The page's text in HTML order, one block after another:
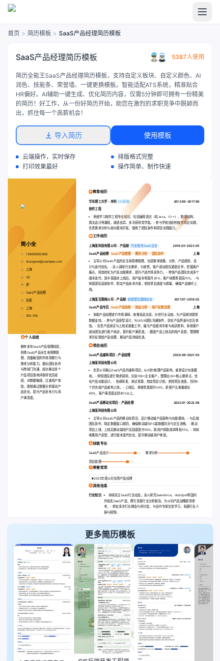
首页 > 简历模板 > SaaS产品经理简历模板
SaaS产品经理简历模板 5387人使用
简历全能王SaaS产品经理简历模板，支持自定义板块、自定义颜色、AI
润色、技能条、荣誉墙、一键更换模板。智能适配ATS系统，精准贴合
HR偏好。AI辅助一键生成、优化简历内容，仅需5分钟即可拥有一份精美
的简历！好工作，从一份好简历开始，助您在激烈的求职竞争中脱颖而
出，抓住每一个高薪机会！
导入简历 使用模板
云端操作，实时保存
排版格式完整
打印效果最好
操作简单、制作快速
简小全
13800000000
zhangwei@example.com
上海
30
男
SaaS产品经理
在职
上海
25k-35k
个人总结
拥有多年SaaS产品管理经验，
熟悉SaaS产品全生命周期管
理，具备敏锐的市场洞察力与
需求分析能力。擅长团队协作
与跨部门沟通，成功推动多个
产品项目落地并取得优异成
绩。对数据敏感，注重用户体
验，能够通过数据分析驱动产
品优化，提升产品竞争力与用
户满意度。
教育经历
华东理工大学- 本科 211高校
2013.09-2017.06
软件工程
系统学习软件工程专业知识，包括编程语言（如Java、C++）、数据结构、
算法设计等课程，成绩优异，多次获得奖学金。- 参与学校组织的软件项目实践，
负责需求分析与部分模块开发，锻炼了团队协作和项目实践能力。
工作经历
上海某科技有限公司 - 产品部 行业领先SaaS企业
2019.03-2023.05
SaaS产品经理
SaaS产品管理 需求分析 团队协作
上海
主导公司SaaS产品的全生命周期管理，包括需求收集、分析、产品规划、设
计与迭代优化。- 深入调研行业需求，与销售、客户成功团队紧密合作，挖掘客户
痛点，将其转化为产品功能需求，提升产品市场竞争力。- 带领产品团队完成多个
版本迭代，其中某版本上线后，用户留存率提升20%，客户续费率提高15%。- 与
研发团队高效协作，制定产品技术方案，把控项目进度与质量，确保产品按时上
线。
上海某互联网公司 -产品部 创新型互联网企业 2017.07-2019.02
SaaS产品专员 SaaS产品协助 竞品分析 用户反馈处理 上海
协助产品经理进行市场调研，收集竞品信息，分析行业动态，为产品规划提供
数据支持。- 参与产品原型设计，与UI/UX团队沟通协作，优化产品界面与交互体
验。- 负责产品测试与上线前准备工作，编写产品使用手册与培训资料，协助客户
成功团队进行客户培训，提升客户满意度。- 跟进产品上线后的用户反馈，整理需
求并反馈给产品经理，推动产品持续改进。
项目经历
SaaS产品重构项目 -产品经理 2020.09-2021.03
上海某科技有限公司
负责公司核心SaaS产品的重构项目，从0到1梳理产品架构，重新设计功能模
块。- 带领团队进行需求调研，访谈100+企业客户，整理出30+核心需求点，优
化产品功能设计。- 协调研发、测试资源，制定项目计划，把控项目进度，历时6
个月完成产品重构上线。- 上线后，系统性能提升30%，新客户注册量增长
40%，客户满意度达到90%以上。
SaaS产品移动化项目 - 产品经理
2022.01-2022.08
上海某科技有限公司
主导公司SaaS产品的移动化项目，设计移动端产品架构与功能模块。- 与后端
团队协作，制定数据接口规范，确保移动端与PC端数据同步与交互流畅。- 推动
项目上线，上线后移动端用户活跃度提升50%，新用户获取成本降低15%。- 持续
收集用户反馈，进行版本迭代优化，提升移动端用户体验。
技能专长
SaaS产品设计 需求分析
项目管理
荣誉奖项
2022年度公司优秀产品经理
其他信息
行业知识:
持续关注SaaS行业动态，深入研究Salesforce、HubSpot等国内
外知名SaaS产品，撰写多篇行业分析报告，为公司产品战略提供参
考。- 参加多次行业峰会与研讨会，与业内专家交流学习，拓展行业人
脉与视野。
更多简历模板